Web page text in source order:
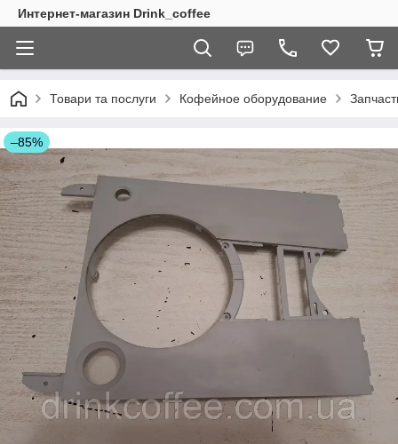
Интернет-магазин Drink_coffee
Товари та послуги Кофейное оборудование
–85%